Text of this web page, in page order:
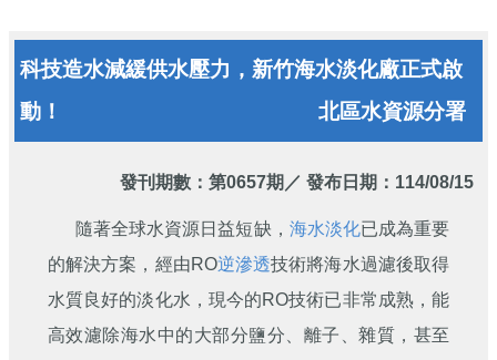
期
子
報
科技造水減緩供水壓力，新竹海水淡化廠正式啟
動！
北區水資源分署
發刊期數： 第0657期 ／ 發布日期：114/08/15
隨著全球水資源日益短缺， 海水淡化已成為重要
的解決方案，經由RO逆滲透技術將海水過濾後取得
水質良好的淡化水，現今的RO技術已非常成熟，能
高效濾除海水中的大部分鹽分、離子、雜質，甚至